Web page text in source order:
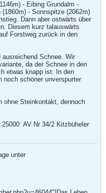
- Eibing Grundalm -
- Sonnspitze (2062m)
Dann aber ostwärts über
Diesem kurz talauswärts
Forstweg zurück in den
Schnee. Wir
da der Schnee in den
etwas knapp ist. In den
noch schöner unverspurter
ohne Steinkontakt, dennoch
AV Nr 34/2 Kitzbüheler
unter